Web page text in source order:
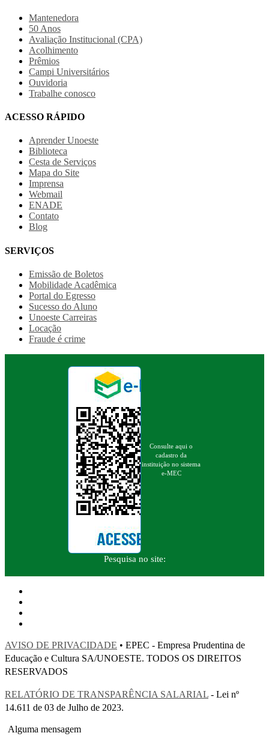
Mantenedora
50 Anos
Avaliação Institucional (CPA)
Acolhimento
Prêmios
Campi Universitários
Ouvidoria
Trabalhe conosco
ACESSO RÁPIDO
Aprender Unoeste
Biblioteca
Cesta de Serviços
Mapa do Site
Imprensa
Webmail
ENADE
Contato
Blog
SERVIÇOS
Emissão de Boletos
Mobilidade Acadêmica
Portal do Egresso
Sucesso do Aluno
Unoeste Carreiras
Locação
Fraude é crime
Consulte aqui o
cadastro da
instituição no sistema
e-MEC
Pesquisa no site:
AVISO DE PRIVACIDADE • EPEC - Empresa Prudentina de
Educação e Cultura SA/UNOESTE. TODOS OS DIREITOS
RESERVADOS
RELATÓRIO DE TRANSPARÊNCIA SALARIAL - Lei nº
14.611 de 03 de Julho de 2023.
Alguma mensagem